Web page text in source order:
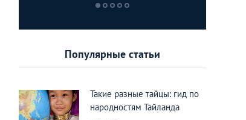
Популярные статьи
Такие разные тайцы: гид по
народностям Тайланда